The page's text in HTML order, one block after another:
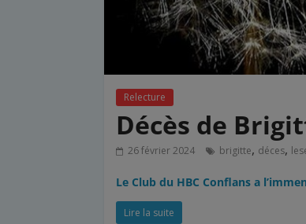
Relecture
Décès de
26 février 2024 brigitte, déces,
Le Club du HBC Conflans a
Lire la suite